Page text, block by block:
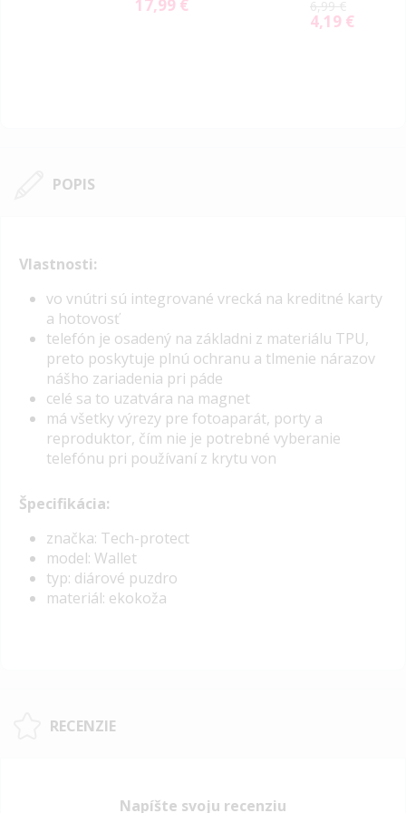
17,99 €
6,99 €
Special
4,19 €
POPIS
Vlastnosti:
vo vnútri sú integrované vrecká na kreditné karty
a hotovosť
telefón je osadený na základni z materiálu TPU,
preto poskytuje plnú ochranu a tlmenie nárazov
nášho zariadenia pri páde
celé sa to uzatvára na magnet
má všetky výrezy pre fotoaparát, porty a
reproduktor, čím nie je potrebné vyberanie
telefónu pri používaní z krytu von
Špecifikácia:
značka: Tech-protect
model: Wallet
typ: diárové puzdro
materiál: ekokoža
RECENZIE
Napíšte svoju recenziu